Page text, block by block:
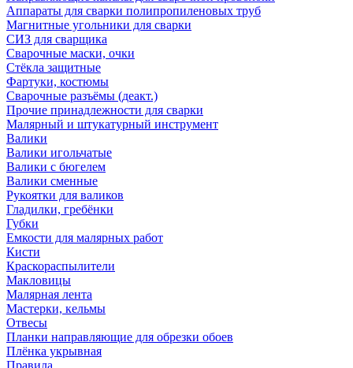
Аппараты для сварки полипропиленовых труб
Магнитные угольники для сварки
СИЗ для сварщика
Сварочные маски, очки
Стёкла защитные
Фартуки, костюмы
Сварочные разъёмы (деакт.)
Прочие принадлежности для сварки
Малярный и штукатурный инструмент
Валики
Валики игольчатые
Валики с бюгелем
Валики сменные
Рукоятки для валиков
Гладилки, гребёнки
Губки
Емкости для малярных работ
Кисти
Краскораспылители
Макловицы
Малярная лента
Мастерки, кельмы
Отвесы
Планки направляющие для обрезки обоев
Плёнка укрывная
Правила